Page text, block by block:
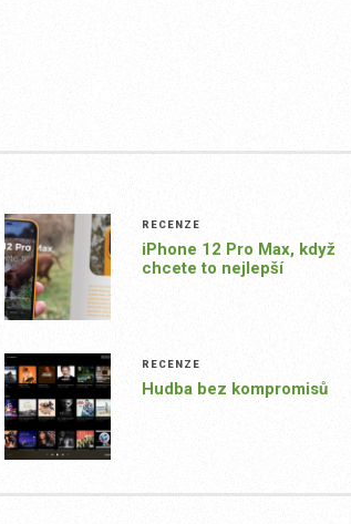
RECENZE
iPhone 12 Pro Max, když
chcete to nejlepší
RECENZE
Hudba bez kompromisů